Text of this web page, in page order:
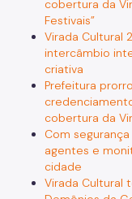
cobertura da
Festivais”
Virada Cultural
intercâmbio
criativa
Prefeitura
cobertura da
Com
agentes e
cidade
Virada Cultural